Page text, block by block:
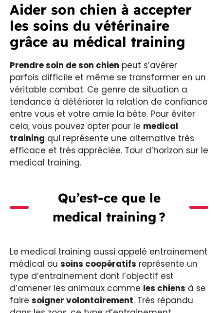
Aider son chien à accepter
les soins du vétérinaire
grâce au médical training
Prendre soin de son chien peut s’avérer
parfois difficile et même se transformer en un
véritable combat. Ce genre de situation a
tendance à détériorer la relation de confiance
entre vous et votre amie la bête. Pour éviter
cela, vous pouvez opter pour le medical
training qui représente une alternative très
efficace et très appréciée. Tour d’horizon sur le
medical training.
Qu’est-ce que le
medical training ?
Le medical training aussi appelé entrainement
médical ou soins coopératifs représente un
type d’entrainement dont l’objectif est
d’amener les animaux comme les chiens à se
faire soigner volontairement. Très répandu